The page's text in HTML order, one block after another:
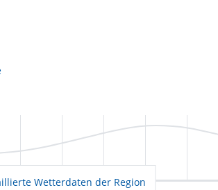
Wetterdaten der Region